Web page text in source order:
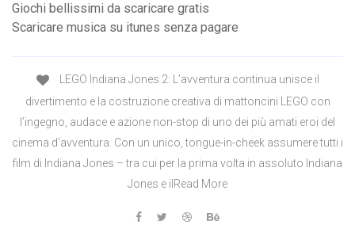
Giochi bellissimi da scaricare gratis
Scaricare musica su itunes senza pagare
LEGO Indiana Jones 2: L’avventura continua unisce il
divertimento e la costruzione creativa di mattoncini LEGO con
l’ingegno, audace e azione non-stop di uno dei più amati eroi del
cinema d’avventura. Con un unico, tongue-in-cheek assumere tutti i
film di Indiana Jones – tra cui per la prima volta in assoluto Indiana
Jones e ilRead More